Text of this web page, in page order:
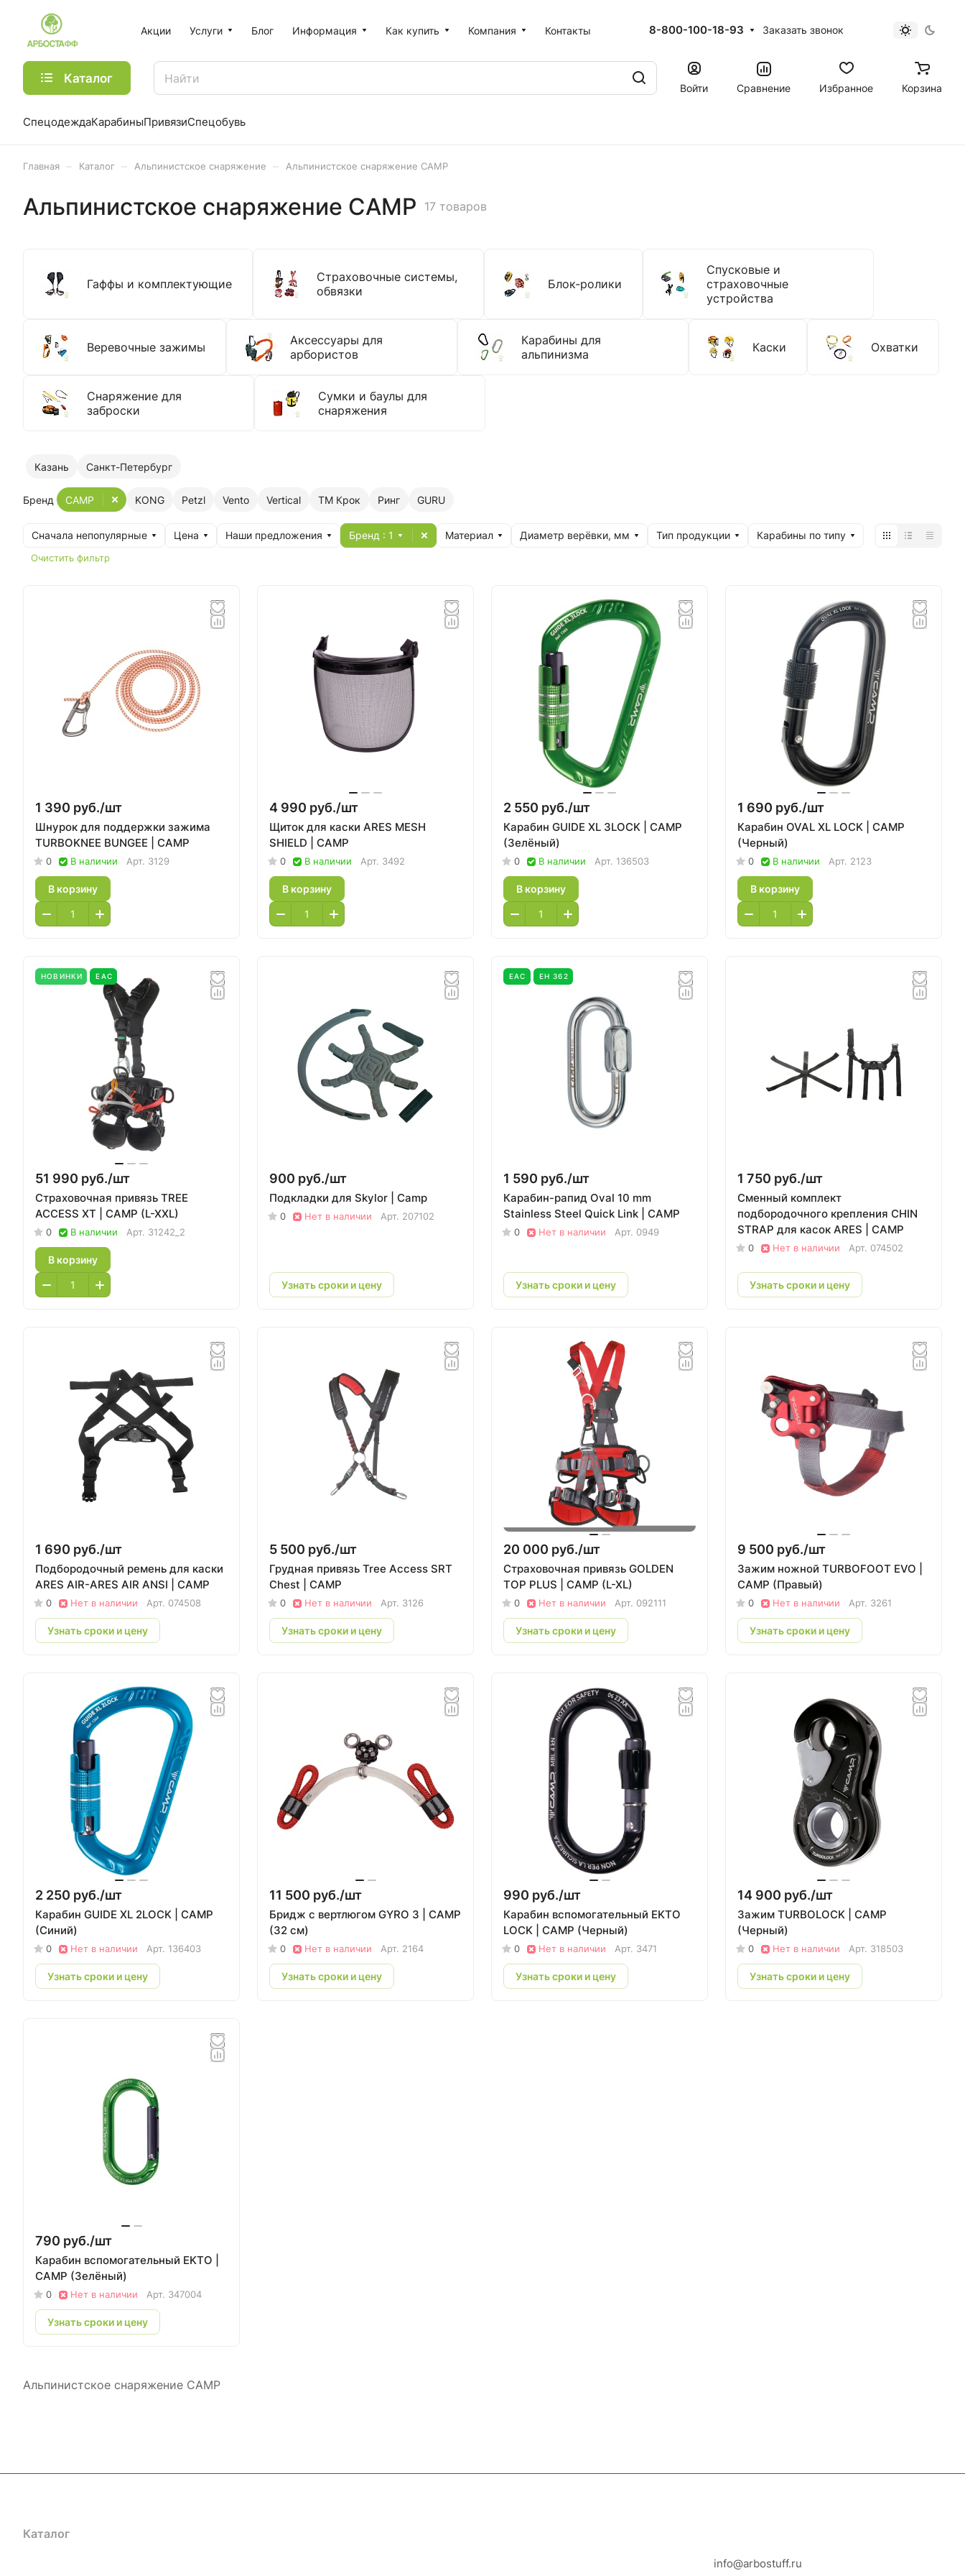
Акции Услуги Блог Информация Как купить Компания Контакты 8-800-100-18-93 Заказать звонок
Каталог
Войти Сравнение Избранное Корзина
СпецодеждаКарабиныПривязиСпецобувь
Главная Каталог Альпинистское снаряжение Альпинистское снаряжение CAMP
Альпинистское снаряжение CAMP 17 товаров
Гаффы и комплектующие
Страховочные системы,
обвязки
Блок-ролики
Спусковые и
страховочные
устройства
Веревочные зажимы
Аксессуары для
арбористов
Карабины для
альпинизма
Каски Охватки
Снаряжение для
заброски
Сумки и баулы для
снаряжения
Казань Санкт-Петербург
Бренд KONG Petzl Vento Vertical ТМ Крок Ринг
CAMP GURU
Сначала непопулярные Цена Наши предложения Бренд : 1 Материал Диаметр верёвки, мм Тип продукции Карабины по типу
Очистить фильтр
1 390 руб./шт
Шнурок для поддержки зажима
TURBOKNEE BUNGEE | CAMP
0 В наличии Арт. 3129
В корзину
4 990 руб./шт
Щиток для каски ARES MESH
SHIELD | CAMP
0 В наличии Арт. 3492
В корзину
2 550 руб./шт
Карабин GUIDE XL 3LOCK | CAMP
(Зелёный)
0 В наличии Арт. 136503
В корзину
1 690 руб./шт
Карабин OVAL XL LOCK | CAMP
(Черный)
0 В наличии Арт. 2123
В корзину
НОВИНКИ EAC
51 990 руб./шт
Страховочная привязь TREE
ACCESS XT | CAMP (L-XXL)
0 В наличии Арт. 31242_2
В корзину
900 руб./шт
Подкладки для Skylor | Camp
0 Нет в наличии Арт. 207102
Узнать сроки и цену
EAC ЕН 362
1 590 руб./шт
Карабин-рапид Oval 10 mm
Stainless Steel Quick Link | CAMP
0 Нет в наличии Арт. 0949
Узнать сроки и цену
1 750 руб./шт
Сменный комплект
подбородочного крепления CHIN
STRAP для касок ARES | CAMP
0 Нет в наличии Арт. 074502
Узнать сроки и цену
1 690 руб./шт
Подбородочный ремень для каски
ARES AIR-ARES AIR ANSI | CAMP
0 Нет в наличии Арт. 074508
Узнать сроки и цену
5 500 руб./шт
Грудная привязь Tree Access SRT
Chest | CAMP
0 Нет в наличии Арт. 3126
Узнать сроки и цену
20 000 руб./шт
Страховочная привязь GOLDEN
TOP PLUS | CAMP (L-XL)
0 Нет в наличии Арт. 092111
Узнать сроки и цену
9 500 руб./шт
Зажим ножной TURBOFOOT EVO |
CAMP (Правый)
0 Нет в наличии Арт. 3261
Узнать сроки и цену
2 250 руб./шт
Карабин GUIDE XL 2LOCK | CAMP
(Синий)
0 Нет в наличии Арт. 136403
Узнать сроки и цену
11 500 руб./шт
Бридж с вертлюгом GYRO 3 | CAMP
(32 см)
0 Нет в наличии Арт. 2164
Узнать сроки и цену
990 руб./шт
Карабин вспомогательный EKTO
LOCK | CAMP (Черный)
0 Нет в наличии Арт. 3471
Узнать сроки и цену
14 900 руб./шт
Зажим TURBOLOCK | CAMP
(Черный)
0 Нет в наличии Арт. 318503
Узнать сроки и цену
790 руб./шт
Карабин вспомогательный EKTO |
CAMP (Зелёный)
0 Нет в наличии Арт. 347004
Узнать сроки и цену
Альпинистское снаряжение CAMP
Каталог
info@arbostuff.ru